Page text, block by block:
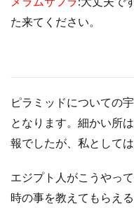
た来てください。
ピラミッドについての
となります。細かい所
報でしたが、私として
エジプト人がこうやっ
時の事を教えてもらえ